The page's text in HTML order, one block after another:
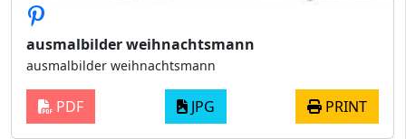
ausmalbilder weihnachtsmann
ausmalbilder weihnachtsmann
PDF JPG PRINT